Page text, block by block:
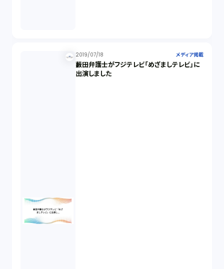
2019/07/18 メディア掲載
藪田弁護士がフジテレビ「めざましテレビ」に
出演しました